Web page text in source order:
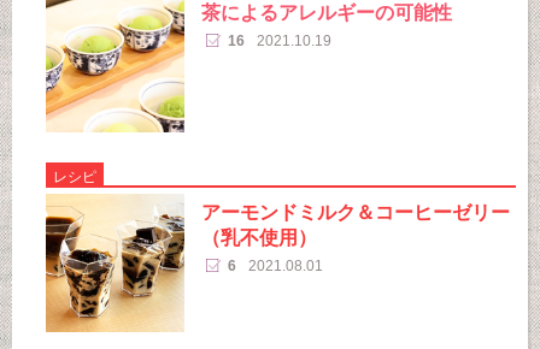
茶によるアレルギーの可能性
16 2021.10.19
レシピ
アーモンドミルク＆コーヒーゼリー
（乳不使用）
6 2021.08.01